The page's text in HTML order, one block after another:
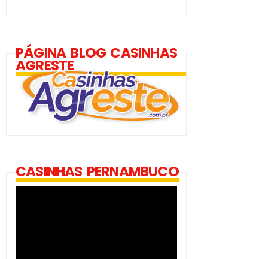
PÁGINA BLOG CASINHAS
AGRESTE
CASINHAS PERNAMBUCO